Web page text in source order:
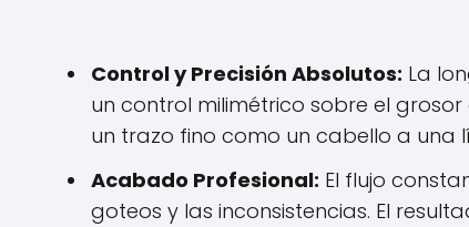
Control y Precisión Absolutos: La
un control milimétrico sobre el
un trazo fino como un cabello a una
Acabado Profesional: El flujo
goteos y las inconsistencias. El